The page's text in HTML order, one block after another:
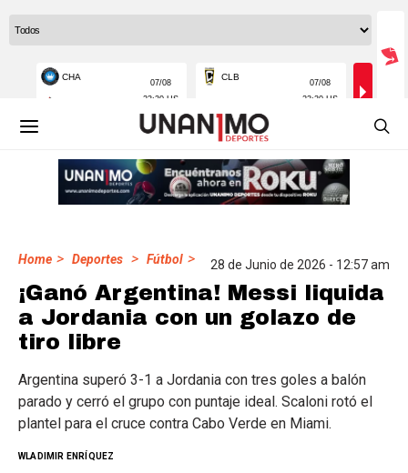
Home > Deportes > Fútbol > 28 de Junio de 2026 - 12:57 am
¡Ganó Argentina! Messi liquida
a Jordania con un golazo de
tiro libre
Argentina superó 3-1 a Jordania con tres goles a balón
parado y cerró el grupo con puntaje ideal. Scaloni rotó el
plantel para el cruce contra Cabo Verde en Miami.
WLADIMIR ENRÍQUEZ